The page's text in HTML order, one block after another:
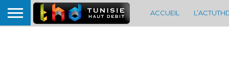
ACCUEIL